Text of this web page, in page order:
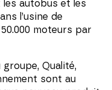
autobus et les
l’usine de
moteurs par
Qualité,
sont au